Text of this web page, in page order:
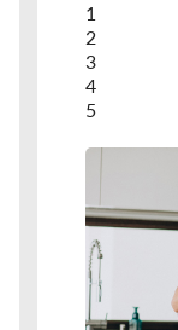
1
2
3
4
5